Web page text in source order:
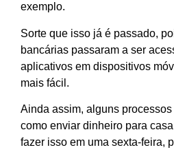
exemplo.
Sorte que isso já é passado,
bancárias passaram a ser
aplicativos em dispositivos
mais fácil.
Ainda assim, alguns
como enviar dinheiro para
fazer isso em uma sexta-feira,